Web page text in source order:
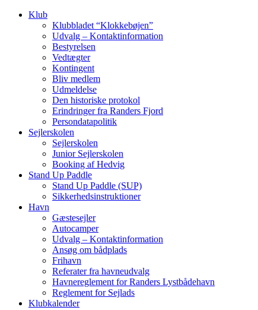
Klub
Klubbladet “Klokkebøjen”
Udvalg – Kontaktinformation
Bestyrelsen
Vedtægter
Kontingent
Bliv medlem
Udmeldelse
Den historiske protokol
Erindringer fra Randers Fjord
Persondatapolitik
Sejlerskolen
Sejlerskolen
Junior Sejlerskolen
Booking af Hedvig
Stand Up Paddle
Stand Up Paddle (SUP)
Sikkerhedsinstruktioner
Havn
Gæstesejler
Autocamper
Udvalg – Kontaktinformation
Ansøg om bådplads
Frihavn
Referater fra havneudvalg
Havnereglement for Randers Lystbådehavn
Reglement for Sejlads
Klubkalender